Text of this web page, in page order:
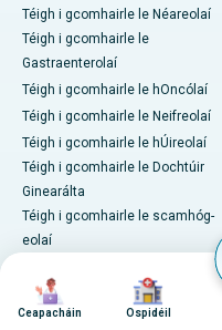
Téigh i gcomhairle le Néareolaí
Téigh i gcomhairle le
Gastraenterolaí
Téigh i gcomhairle le hOncólaí
Téigh i gcomhairle le Neifreolaí
Téigh i gcomhairle le hÚireolaí
Téigh i gcomhairle le Dochtúir
Ginearálta
Téigh i gcomhairle le scamhóg-
eolaí
Péidiatraiceoir
Téigh i gcomhairle le Gínéiceolaí
Íomha
Ceapacháin
Íomha
Ospidéil